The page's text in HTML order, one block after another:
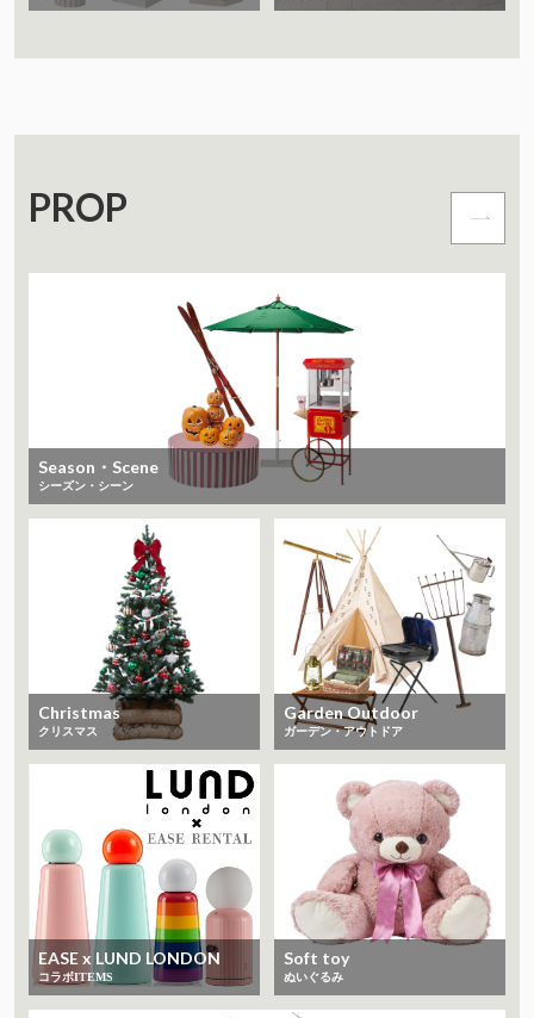
PROP
Season・Scene
シーズン・シーン
Christmas
クリスマス
Garden Outdoor
ガーデン・アウトドア
EASE x LUND LONDON
コラボITEMS
Soft toy
ぬいぐるみ